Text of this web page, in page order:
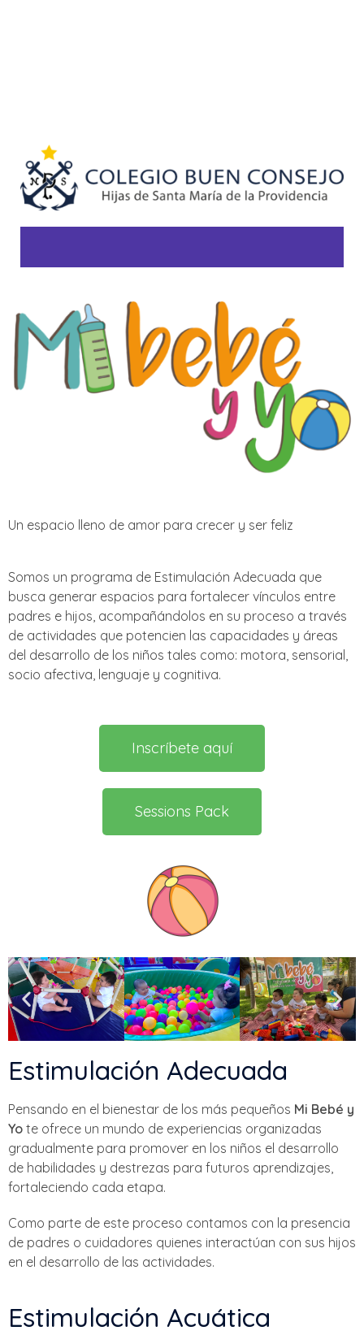
Un espacio lleno de amor para crecer y ser feliz
Somos un programa de Estimulación Adecuada que
busca generar espacios para fortalecer vínculos entre
padres e hijos, acompañándolos en su proceso a través
de actividades que potencien las capacidades y áreas
del desarrollo de los niños tales como: motora, sensorial,
socio afectiva, lenguaje y cognitiva.
Inscríbete aquí
Sessions Pack
Estimulación Adecuada
Pensando en el bienestar de los más pequeños Mi Bebé y
Yo te ofrece un mundo de experiencias organizadas
gradualmente para promover en los niños el desarrollo
de habilidades y destrezas para futuros aprendizajes,
fortaleciendo cada etapa.
Como parte de este proceso contamos con la presencia
de padres o cuidadores quienes interactúan con sus hijos
en el desarrollo de las actividades.
Estimulación Acuática